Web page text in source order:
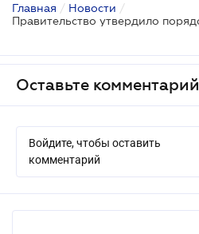
Главная / Новости /
Оставьте комментарий
Войдите, чтобы оставить
комментарий